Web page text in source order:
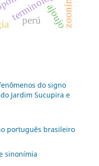
ajoujozoonímia
perú
do signo
Jardim Sucupira e
português brasileiro
sinonímia